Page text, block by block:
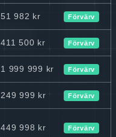
51 982 kr Förvärv
411 500 kr Förvärv
1 999 999 kr Förvärv
249 999 kr Förvärv
449 998 kr Förvärv